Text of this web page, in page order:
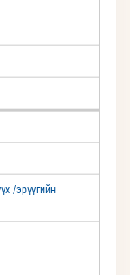
/эрүүгийн